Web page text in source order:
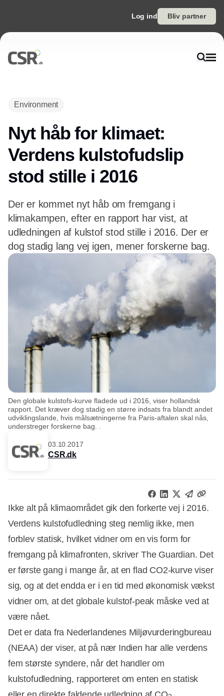
Log ind Bliv partner
Environment
Nyt håb for klimaet:
Verdens kulstofudslip
stod stille i 2016
Der er kommet nyt håb om fremgang i
klimakampen, efter en rapport har vist, at
udledningen af kulstof stod stille i 2016. Der er
dog stadig lang vej igen, mener forskerne bag.
Den globale kulstofs-kurve fladede ud i 2016, viser hollandsk
rapport. Det kræver dog stadig en større indsats fra blandt andet
udviklingslande, hvis målsætningerne fra Paris-aftalen skal nås,
understreger forskerne bag. .
03.10.2017
CSR.dk
Ikke alt på klimaområdet gik den forkerte vej i 2016.
Verdens kulstofudledning steg nemlig ikke, men
forblev statisk, hvilket vidner om en vis form for
fremgang på klimafronten, skriver The Guardian. Det
er første gang i mange år, at en flad CO2-kurve viser
sig, og at det endda er i en tid med økonomisk vækst
vidner om, at det globale kulstof-peak måske ved at
være nået.
Det er data fra Nederlandenes Miljøvurderingbureau
(NEAA) der viser, at på nær Indien har alle verdens
fem største syndere, når det handler om
kulstofudledning, rapporteret om enten en statisk